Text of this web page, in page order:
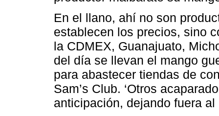
En el llano, ahí no son
establecen los precios, sino
la CDMEX, Guanajuato,
del día se llevan el mango
para abastecer tiendas de
Sam’s Club. ‘Otros
anticipación, dejando fuera al